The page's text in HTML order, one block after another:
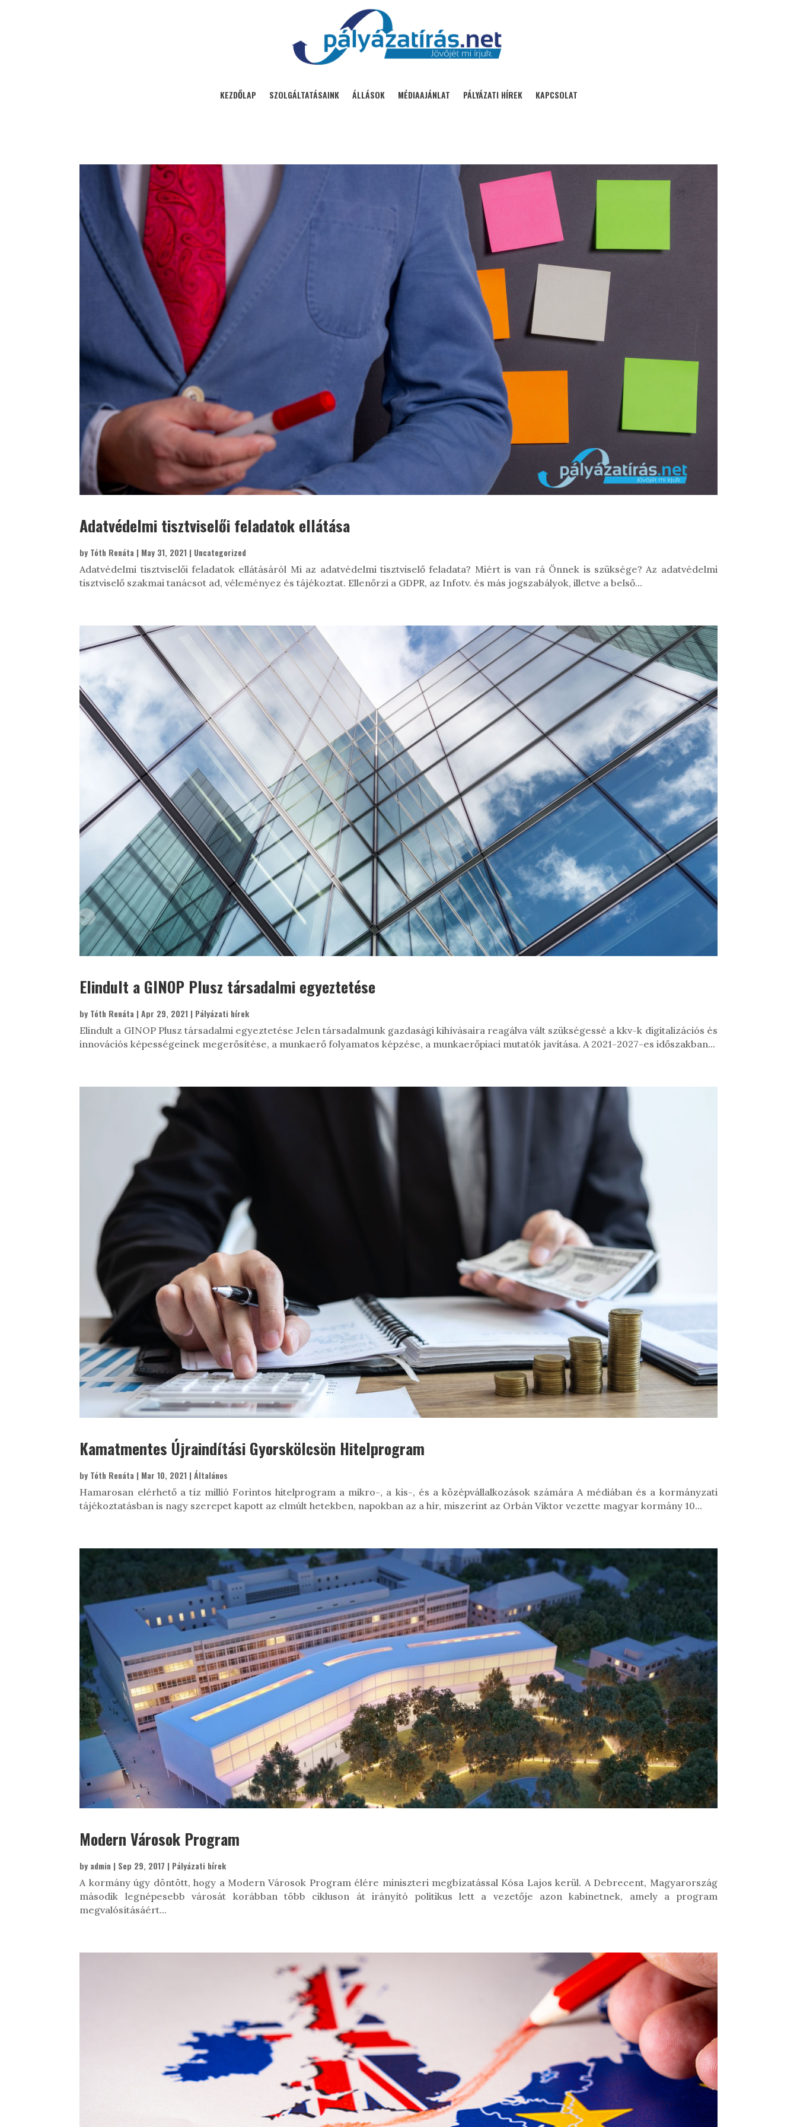
KEZDŐLAP SZOLGÁLTATÁSAINK ÁLLÁSOK MÉDIAAJÁNLAT PÁLYÁZATI HÍREK KAPCSOLAT
Adatvédelmi tisztviselői feladatok ellátása
by Tóth Renáta | May 31, 2021 | Uncategorized
Adatvédelmi tisztviselői feladatok ellátásáról Mi az adatvédelmi tisztviselő feladata? Miért is van rá Önnek is szüksége? Az adatvédelmi
tisztviselő szakmai tanácsot ad, véleményez és tájékoztat. Ellenőrzi a GDPR, az Infotv. és más jogszabályok, illetve a belső...
Elindult a GINOP Plusz társadalmi egyeztetése
by Tóth Renáta |Apr 29, 2021 | Pályázati hírek
Elindult a GINOP Plusz társadalmi egyeztetése Jelen társadalmunk gazdasági kihívásaira reagálva vált szükségessé a kkv-k digitalizációs és
innovációs képességeinek megerősítése, a munkaerő folyamatos képzése, a munkaerőpiaci mutatók javítása. A 2021-2027-es időszakban...
Kamatmentes Újraindítási Gyorskölcsön Hitelprogram
by Tóth Renáta | Mar 10, 2021 |Általános
Hamarosan elérhető a tíz millió Forintos hitelprogram a mikro-, a kis-, és a középvállalkozások számára A médiában és a kormányzati
tájékoztatásban is nagy szerepet kapott az elmúlt hetekben, napokban az a hír, miszerint az Orbán Viktor vezette magyar kormány 10...
Modern Városok Program
by admin | Sep 29, 2017 | Pályázati hírek
A kormány úgy döntött, hogy a Modern Városok Program élére miniszteri megbízatással Kósa Lajos kerül. A Debrecent, Magyarország
második legnépesebb városát korábban több cikluson át irányító politikus lett a vezetője azon kabinetnek, amely a program
megvalósításáért...